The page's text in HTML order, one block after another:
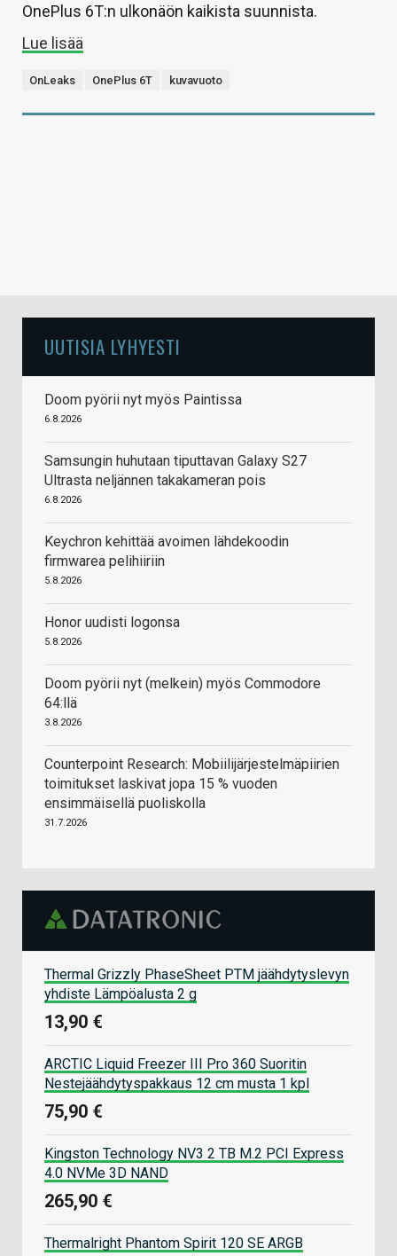
OnePlus 6T:n ulkonäön kaikista suunnista.
Lue lisää
OnLeaks OnePlus 6T kuvavuoto
UUTISIA LYHYESTI
Doom pyörii nyt myös Paintissa
6.8.2026
Samsungin huhutaan tiputtavan Galaxy S27
Ultrasta neljännen takakameran pois
6.8.2026
Keychron kehittää avoimen lähdekoodin
firmwarea pelihiiriin
5.8.2026
Honor uudisti logonsa
5.8.2026
Doom pyörii nyt (melkein) myös Commodore
64:llä
3.8.2026
Counterpoint Research: Mobiilijärjestelmäpiirien
toimitukset laskivat jopa 15 % vuoden
ensimmäisellä puoliskolla
31.7.2026
Thermal Grizzly PhaseSheet PTM jäähdytyslevyn
yhdiste Lämpöalusta 2 g
13,90 €
ARCTIC Liquid Freezer III Pro 360 Suoritin
Nestejäähdytyspakkaus 12 cm musta 1 kpl
75,90 €
Kingston Technology NV3 2 TB M.2 PCI Express
4.0 NVMe 3D NAND
265,90 €
Thermalright Phantom Spirit 120 SE ARGB